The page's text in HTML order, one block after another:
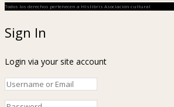
Todos los derechos pertenecen a Hislibris Asociación cultural
Sign In
Login via your site account